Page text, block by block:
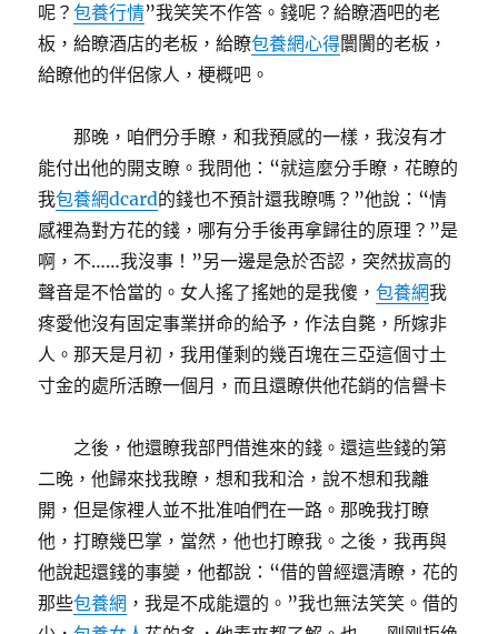
呢？包養行情”我笑笑不作答。錢呢？給瞭酒吧的老
板，給瞭酒店的老板，給瞭包養網心得闤闠的老板，
給瞭他的伴侶傢人，梗概吧。
那晚，咱們分手瞭，和我預感的一樣，我沒有才
能付出他的開支瞭。我問他：“就這麼分手瞭，花瞭的
我包養網dcard的錢也不預計還我瞭嗎？”他說：“情
感裡為對方花的錢，哪有分手後再拿歸往的原理？”是
啊，不……我沒事！”另一邊是急於否認，突然拔高的
聲音是不恰當的。女人搖了搖她的是我傻，包養網我
疼愛他沒有固定事業拼命的給予，作法自斃，所嫁非
人。那天是月初，我用僅剩的幾百塊在三亞這個寸土
寸金的處所活瞭一個月，而且還瞭供他花銷的信譽卡
之後，他還瞭我部門借進來的錢。還這些錢的第
二晚，他歸來找我瞭，想和我和洽，說不想和我離
開，但是傢裡人並不批准咱們在一路。那晚我打瞭
他，打瞭幾巴掌，當然，他也打瞭我。之後，我再與
他說起還錢的事變，他都說：“借的曾經還清瞭，花的
那些包養網 ，我是不成能還的。”我也無法笑笑。借的